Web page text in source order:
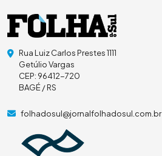
Rua Luiz Carlos Prestes 1111
Getúlio Vargas
CEP: 96412-720
BAGÉ / RS
folhadosul@jornalfolhadosul.com.br